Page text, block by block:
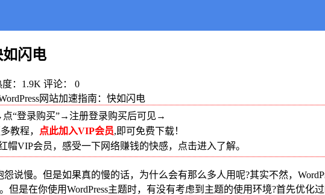
闪电
度：1.9K 评论：
0
网站加速指南：快如闪电
“登录购买”→注册登录购买后可见→
教程，
点此加入VIP会员,即可免费下载！
VIP会员，感受一下网络赚钱的快感，点击进入了解。
说慢。但是如果真的慢的话，为什么会有那么多人用呢?其实不然，
但是在你使用WordPress主题时，有没有考虑到主题的使用环境?首先优